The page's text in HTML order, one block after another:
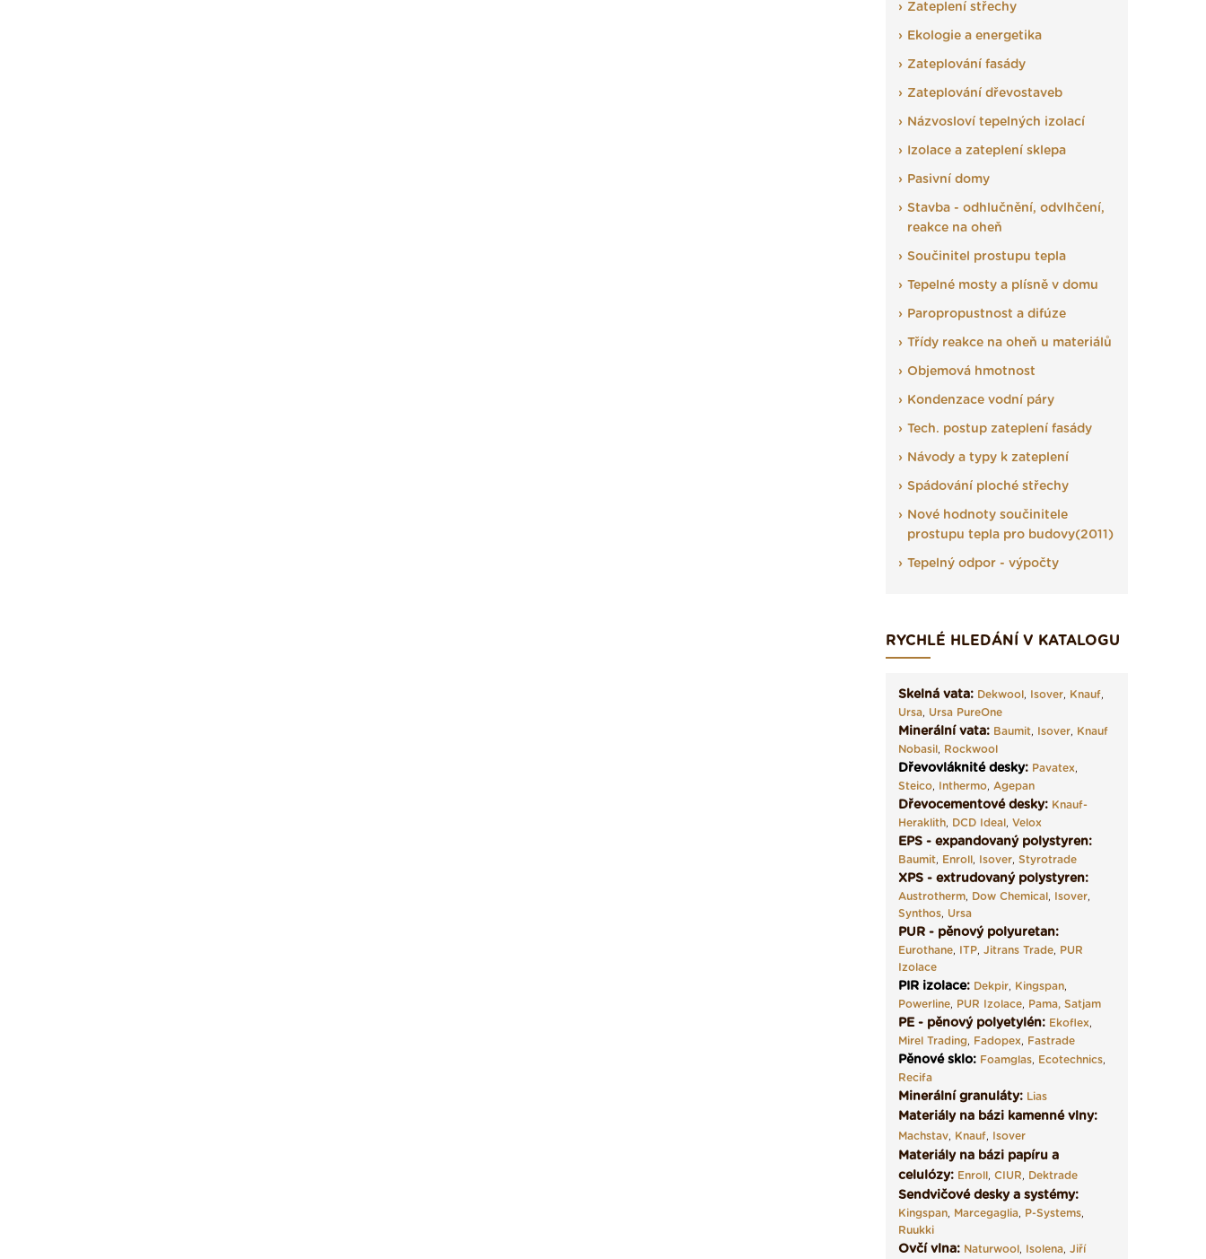
Zateplení střechy
Ekologie a energetika
Zateplování fasády
Zateplování dřevostaveb
Názvosloví tepelných izolací
Izolace a zateplení sklepa
Pasivní domy
Stavba - odhlučnění, odvlhčení,
reakce na oheň
Součinitel prostupu tepla
Tepelné mosty a plísně v domu
Paropropustnost a difúze
Třídy reakce na oheň u materiálů
Objemová hmotnost
Kondenzace vodní páry
Tech. postup zateplení fasády
Návody a typy k zateplení
Spádování ploché střechy
Nové hodnoty součinitele
prostupu tepla pro budovy(2011)
Tepelný odpor - výpočty
RYCHLÉ HLEDÁNÍ V KATALOGU
Skelná vata: Dekwool, Isover, Knauf,
Ursa, Ursa PureOne
Minerální vata: Baumit, Isover, Knauf
Nobasil, Rockwool
Dřevovláknité desky: Pavatex,
Steico, Inthermo, Agepan
Dřevocementové desky: Knauf-
Heraklith, DCD Ideal, Velox
EPS - expandovaný polystyren:
Baumit, Enroll, Isover, Styrotrade
XPS - extrudovaný polystyren:
Austrotherm, Dow Chemical, Isover,
Synthos, Ursa
PUR - pěnový polyuretan:
Eurothane, ITP, Jitrans Trade, PUR
Izolace
PIR izolace: Dekpir, Kingspan,
Powerline, PUR Izolace, Pama, Satjam
PE - pěnový polyetylén: Ekoflex,
Mirel Trading, Fadopex, Fastrade
Pěnové sklo: Foamglas, Ecotechnics,
Recifa
Minerální granuláty: Lias
Materiály na bázi kamenné vlny:
Machstav, Knauf, Isover
Materiály na bázi papíru a
celulózy: Enroll, CIUR, Dektrade
Sendvičové desky a systémy:
Kingspan, Marcegaglia, P-Systems,
Ruukki
Ovčí vlna: Naturwool, Isolena, Jiří